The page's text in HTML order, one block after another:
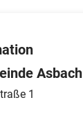
Asbach
1